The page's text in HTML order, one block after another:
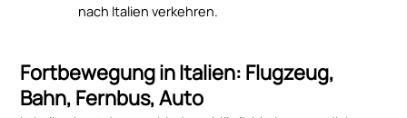
nach Italien verkehren.
Fortbewegung in Italien: Flugzeug,
Bahn, Fernbus, Auto